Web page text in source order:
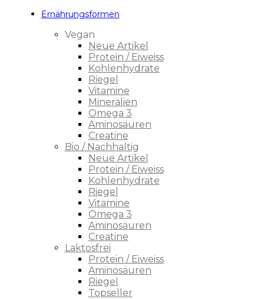
Ernährungsformen
Vegan
Neue Artikel
Protein / Eiweiss
Kohlenhydrate
Riegel
Vitamine
Mineralien
Omega 3
Aminosäuren
Creatine
Bio / Nachhaltig
Neue Artikel
Protein / Eiweiss
Kohlenhydrate
Riegel
Vitamine
Omega 3
Aminosäuren
Creatine
Laktosfrei
Protein / Eiweiss
Aminosäuren
Riegel
Topseller